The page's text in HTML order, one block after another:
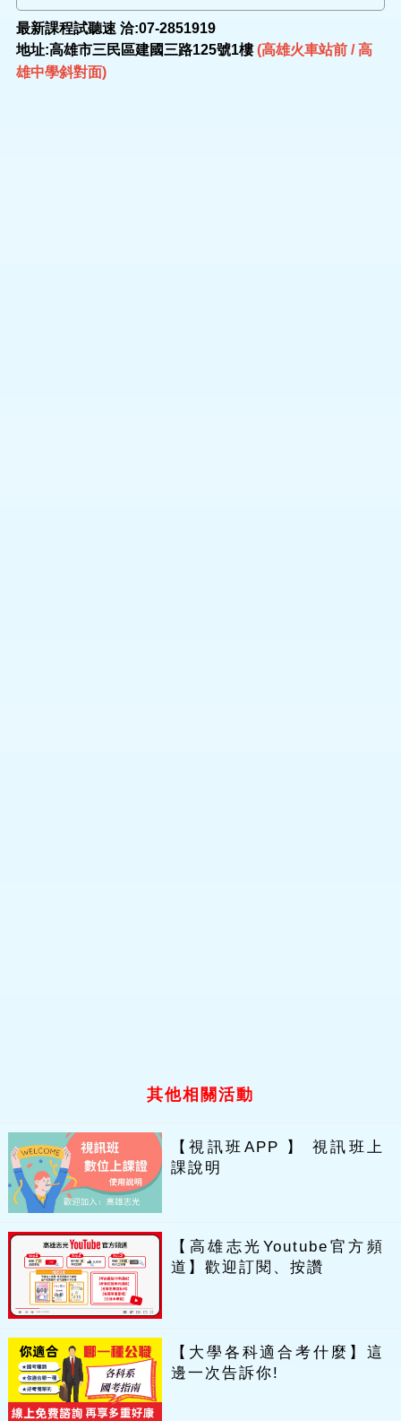
最新課程試聽速 洽:07-2851919
地址:高雄市三民區建國三路125號1樓(高雄火車站前 / 高
雄中學斜對面)
其他相關活動
【視訊班APP 】 視訊班上
課說明
【高雄志光Youtube官方頻
道】歡迎訂閱、按讚
【大學各科適合考什麼】這
邊一次告訴你!